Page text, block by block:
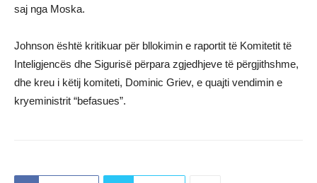
saj nga Moska.
Johnson është kritikuar për bllokimin e raportit të Komitetit të
Inteligjencës dhe Sigurisë përpara zgjedhjeve të përgjithshme,
dhe kreu i këtij komiteti, Dominic Griev, e quajti vendimin e
kryeministrit “befasues”.